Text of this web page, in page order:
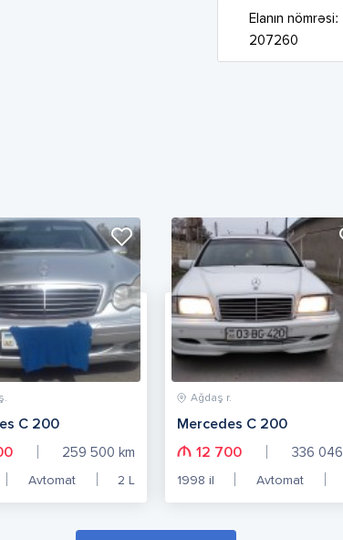
Elanın nömrəsi:
207260
C 200
259 500 km
Avtomat 2 L
Ağdaş r.
Mercedes C 200
12 700
336 046
1998 il Avtomat